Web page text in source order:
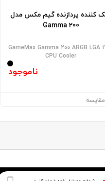
کننده پردازنده گیم مکس مدل
Gamma 200
GameMax Gamma 200 ARGB LGA
CPU Cooler
ناموجود
مقایسه